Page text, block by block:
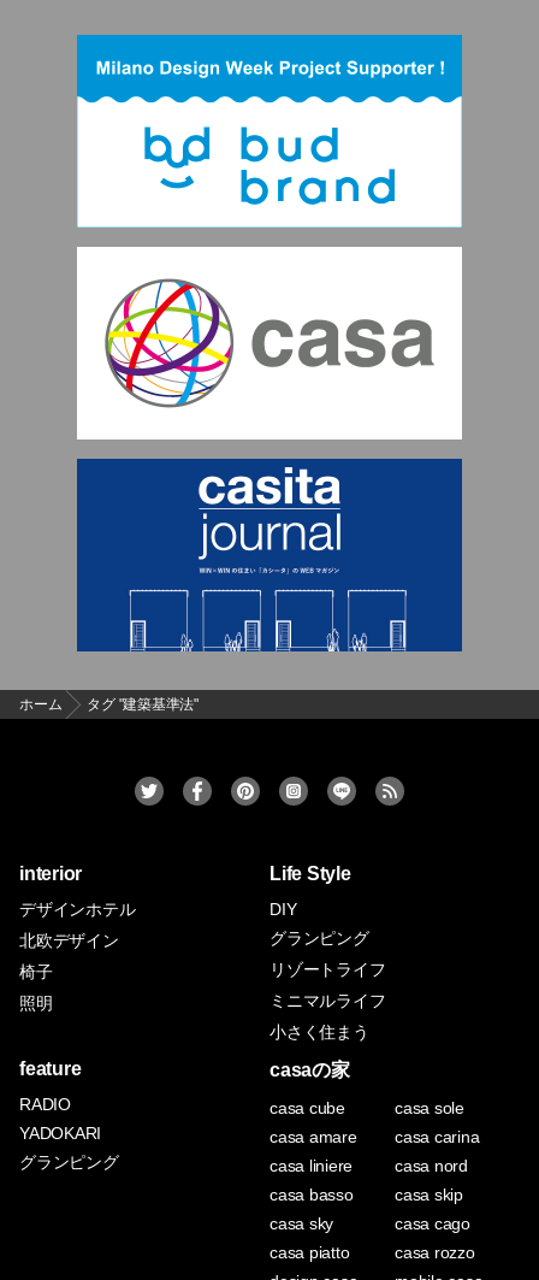
ホーム タグ "建築基準法"
interior
デザインホテル
北欧デザイン
椅子
照明
Life Style
DIY
グランピング
リゾートライフ
ミニマルライフ
小さく住まう
feature
RADIO
YADOKARI
グランピング
casaの家
casa cube
casa sole
casa amare
casa carina
casa liniere
casa nord
casa basso
casa skip
casa sky
casa cago
casa piatto
casa rozzo